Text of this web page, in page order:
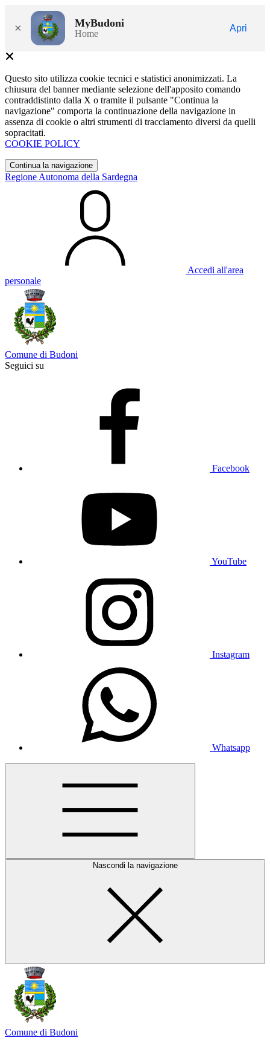
× MyBudoni
Home
Apri
Questo sito utilizza cookie tecnici e statistici anonimizzati. La
chiusura del banner mediante selezione dell'apposito comando
contraddistinto dalla X o tramite il pulsante "Continua la
navigazione" comporta la continuazione della navigazione in
assenza di cookie o altri strumenti di tracciamento diversi da quelli
sopracitati.
COOKIE POLICY
Continua la navigazione
Regione Autonoma della Sardegna
Accedi all'area
personale
Comune di Budoni
Seguici su
Facebook
YouTube
Instagram
Whatsapp
Nascondi la navigazione
Comune di Budoni